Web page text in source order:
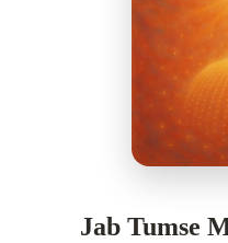
Jab Tumse